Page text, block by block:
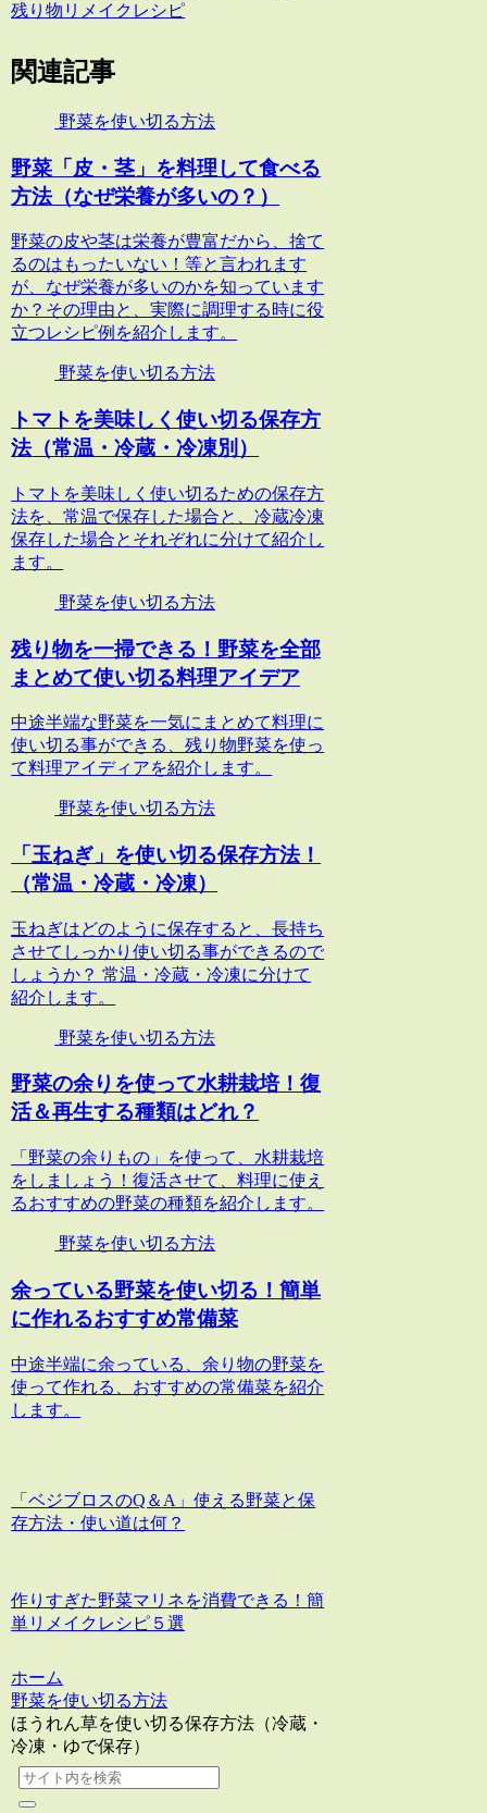
残り物リメイクレシピ
関連記事
野菜を使い切る方法
野菜「皮・茎」を料理して食べる
方法（なぜ栄養が多いの？）
野菜の皮や茎は栄養が豊富だから、捨て
るのはもったいない！等と言われます
が、なぜ栄養が多いのかを知っています
か？その理由と、実際に調理する時に役
立つレシピ例を紹介します。
野菜を使い切る方法
トマトを美味しく使い切る保存方
法（常温・冷蔵・冷凍別）
トマトを美味しく使い切るための保存方
法を、常温で保存した場合と、冷蔵冷凍
保存した場合とそれぞれに分けて紹介し
ます。
野菜を使い切る方法
残り物を一掃できる！野菜を全部
まとめて使い切る料理アイデア
中途半端な野菜を一気にまとめて料理に
使い切る事ができる、残り物野菜を使っ
て料理アイディアを紹介します。
野菜を使い切る方法
「玉ねぎ」を使い切る保存方法！
（常温・冷蔵・冷凍）
玉ねぎはどのように保存すると、長持ち
させてしっかり使い切る事ができるので
しょうか？ 常温・冷蔵・冷凍に分けて
紹介します。
野菜を使い切る方法
野菜の余りを使って水耕栽培！復
活＆再生する種類はどれ？
「野菜の余りもの」を使って、水耕栽培
をしましょう！復活させて、料理に使え
るおすすめの野菜の種類を紹介します。
野菜を使い切る方法
余っている野菜を使い切る！簡単
に作れるおすすめ常備菜
中途半端に余っている、余り物の野菜を
使って作れる、おすすめの常備菜を紹介
します。
「ベジブロスのQ＆A」使える野菜と保
存方法・使い道は何？
作りすぎた野菜マリネを消費できる！簡
単リメイクレシピ５選
ホーム
野菜を使い切る方法
ほうれん草を使い切る保存方法（冷蔵・
冷凍・ゆで保存）